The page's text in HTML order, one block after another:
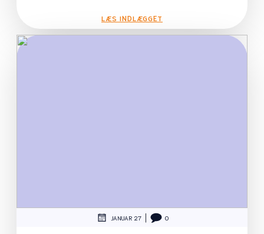
LÆS INDLÆGGET
JANUAR 27 0